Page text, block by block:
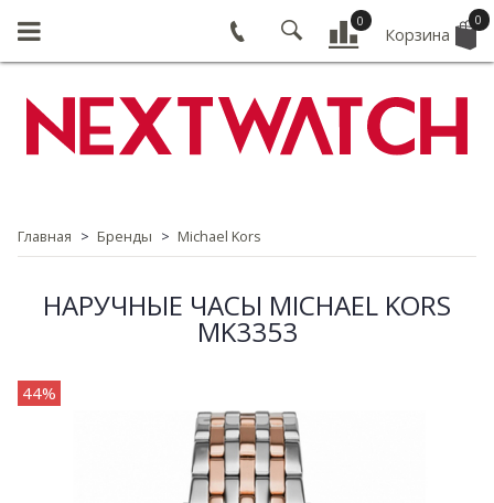
0
Корзина
0
Главная Бренды Michael Kors
НАРУЧНЫЕ ЧАСЫ MICHAEL KORS
MK3353
44%